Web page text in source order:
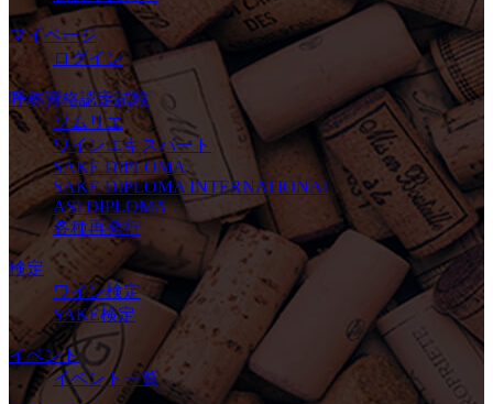
マイページ
ログイン
呼称資格認定試験
ソムリエ
ワインエキスパート
SAKE DIPLOMA
SAKE DIPLOMA INTERNATIONAL
ASI DIPLOMA
各種再発行
検定
ワイン検定
SAKE検定
イベント
イベント一覧